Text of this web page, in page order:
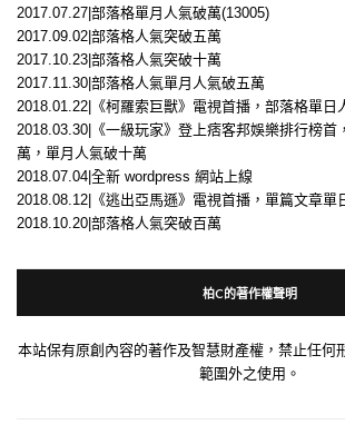
2017.07.27|部落格單月人氣破萬(13005)
2017.09.02|部落格人氣突破五萬
2017.10.23|部落格人氣突破十萬
2017.11.30|部落格人氣單月人氣破五萬
2018.01.22|《柯羅索巨獸》電視首播，部落格單日
2018.03.30|《一級玩家》登上痞客邦娛樂排行榜首
萬，單月人氣破十萬
2018.07.04|全新 wordpress 網站上線
2018.08.12|《逃出亞馬遜》電視首播，單篇文章單
2018.10.20|部落格人氣突破百萬
柏C的著作權聲明
本站保有原創內容的著作及智慧財產權，禁止任何
範圍外之使用。